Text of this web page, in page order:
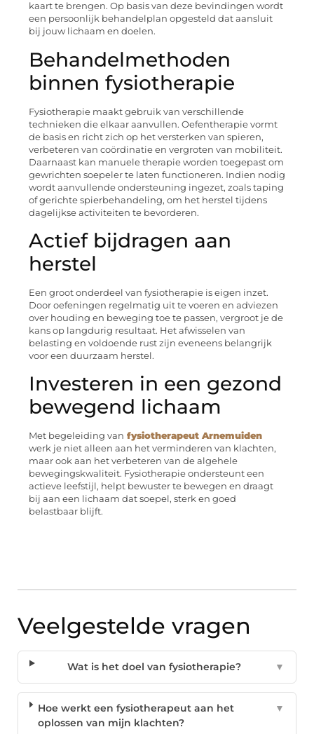
kaart te brengen. Op basis van deze bevindingen wordt
een persoonlijk behandelplan opgesteld dat aansluit
bij jouw lichaam en doelen.
Behandelmethoden
binnen fysiotherapie
Fysiotherapie maakt gebruik van verschillende
technieken die elkaar aanvullen. Oefentherapie vormt
de basis en richt zich op het versterken van spieren,
verbeteren van coördinatie en vergroten van mobiliteit.
Daarnaast kan manuele therapie worden toegepast om
gewrichten soepeler te laten functioneren. Indien nodig
wordt aanvullende ondersteuning ingezet, zoals taping
of gerichte spierbehandeling, om het herstel tijdens
dagelijkse activiteiten te bevorderen.
Actief bijdragen aan
herstel
Een groot onderdeel van fysiotherapie is eigen inzet.
Door oefeningen regelmatig uit te voeren en adviezen
over houding en beweging toe te passen, vergroot je de
kans op langdurig resultaat. Het afwisselen van
belasting en voldoende rust zijn eveneens belangrijk
voor een duurzaam herstel.
Investeren in een gezond
bewegend lichaam
Met begeleiding van fysiotherapeut Arnemuiden
werk je niet alleen aan het verminderen van klachten,
maar ook aan het verbeteren van de algehele
bewegingskwaliteit. Fysiotherapie ondersteunt een
actieve leefstijl, helpt bewuster te bewegen en draagt
bij aan een lichaam dat soepel, sterk en goed
belastbaar blijft.
Veelgestelde vragen
Wat is het doel van fysiotherapie? ▼
Hoe werkt een fysiotherapeut aan het
oplossen van mijn klachten?
▼